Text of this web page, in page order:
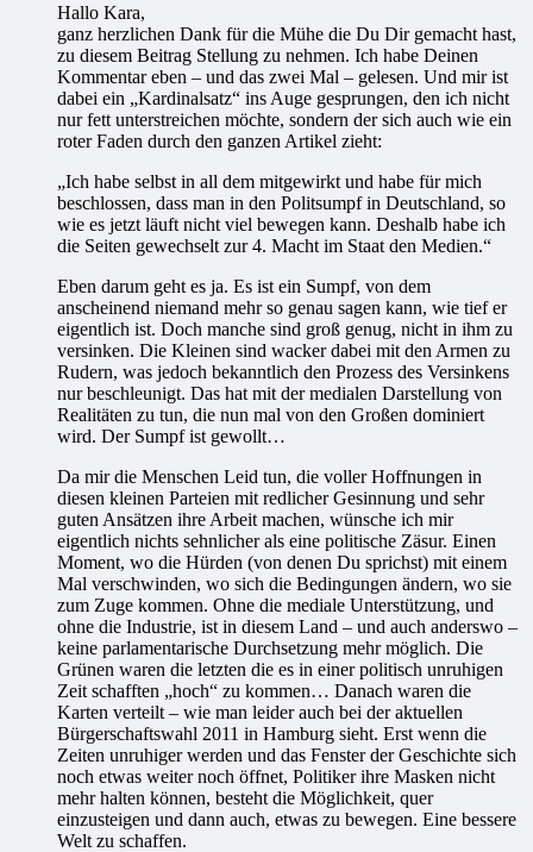
Hallo Kara,
ganz herzlichen Dank für die Mühe die Du Dir gemacht hast,
zu diesem Beitrag Stellung zu nehmen. Ich habe Deinen
Kommentar eben – und das zwei Mal – gelesen. Und mir ist
dabei ein „Kardinalsatz“ ins Auge gesprungen, den ich nicht
nur fett unterstreichen möchte, sondern der sich auch wie ein
roter Faden durch den ganzen Artikel zieht:
„Ich habe selbst in all dem mitgewirkt und habe für mich
beschlossen, dass man in den Politsumpf in Deutschland, so
wie es jetzt läuft nicht viel bewegen kann. Deshalb habe ich
die Seiten gewechselt zur 4. Macht im Staat den Medien.“
Eben darum geht es ja. Es ist ein Sumpf, von dem
anscheinend niemand mehr so genau sagen kann, wie tief er
eigentlich ist. Doch manche sind groß genug, nicht in ihm zu
versinken. Die Kleinen sind wacker dabei mit den Armen zu
Rudern, was jedoch bekanntlich den Prozess des Versinkens
nur beschleunigt. Das hat mit der medialen Darstellung von
Realitäten zu tun, die nun mal von den Großen dominiert
wird. Der Sumpf ist gewollt…
Da mir die Menschen Leid tun, die voller Hoffnungen in
diesen kleinen Parteien mit redlicher Gesinnung und sehr
guten Ansätzen ihre Arbeit machen, wünsche ich mir
eigentlich nichts sehnlicher als eine politische Zäsur. Einen
Moment, wo die Hürden (von denen Du sprichst) mit einem
Mal verschwinden, wo sich die Bedingungen ändern, wo sie
zum Zuge kommen. Ohne die mediale Unterstützung, und
ohne die Industrie, ist in diesem Land – und auch anderswo –
keine parlamentarische Durchsetzung mehr möglich. Die
Grünen waren die letzten die es in einer politisch unruhigen
Zeit schafften „hoch“ zu kommen… Danach waren die
Karten verteilt – wie man leider auch bei der aktuellen
Bürgerschaftswahl 2011 in Hamburg sieht. Erst wenn die
Zeiten unruhiger werden und das Fenster der Geschichte sich
noch etwas weiter noch öffnet, Politiker ihre Masken nicht
mehr halten können, besteht die Möglichkeit, quer
einzusteigen und dann auch, etwas zu bewegen. Eine bessere
Welt zu schaffen.